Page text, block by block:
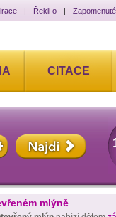
| Řekli o |
CITACE
mlýně